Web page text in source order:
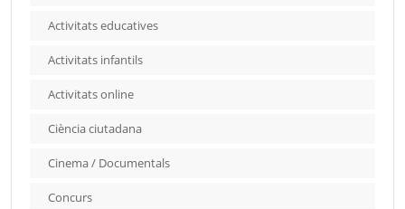
Activitats educatives
Activitats infantils
Activitats online
Ciència ciutadana
Cinema / Documentals
Concurs